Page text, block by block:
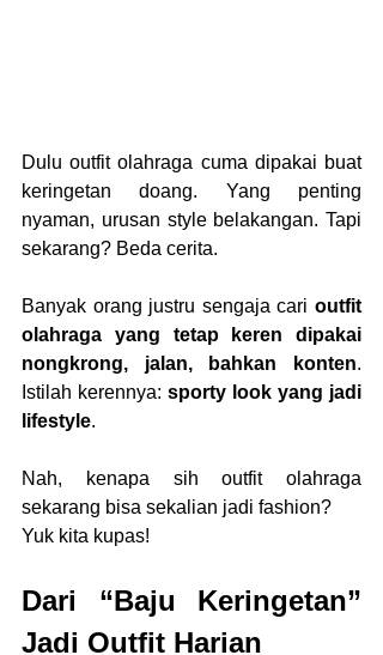
Dulu outfit olahraga cuma dipakai buat
keringetan doang. Yang penting
nyaman, urusan style belakangan. Tapi
sekarang? Beda cerita.
Banyak orang justru sengaja cari outfit
olahraga yang tetap keren dipakai
nongkrong, jalan, bahkan konten.
Istilah kerennya: sporty look yang jadi
lifestyle.
Nah, kenapa sih outfit olahraga
sekarang bisa sekalian jadi fashion?
Yuk kita kupas!
Dari “Baju Keringetan”
Jadi Outfit Harian